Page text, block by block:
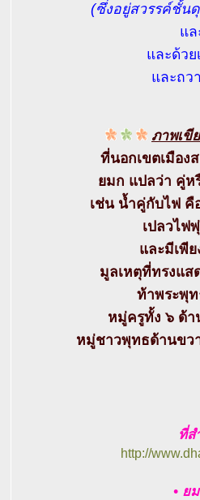
(ซึ่งอยู่สวรรค์ชั้น
แล
และด้ว
และถว
ภาพเขี
ที่นอกเขตเมือ
ยมก แปลว่า คู่ห
เช่น น้ำคู่กับไฟ คื
เปลวไฟ
และมีเพี
มูลเหตุที่ทรงแส
ท้าพระพุท
หมู่ครูทั้ง ๖ ด้า
หมู่ชาวพุทธด้านขว
ที่ส
http://
• ย